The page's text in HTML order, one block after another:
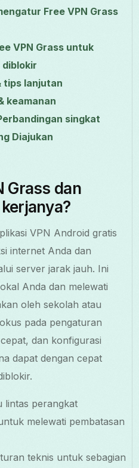
Free VPN Grass
VPN Grass untuk
diblokir
tips lanjutan
keamanan
singkat
Diajukan
Grass dan
VPN Android gratis
internet Anda dan
server jarak jauh. Ini
Anda dan melewati
oleh sekolah atau
pada pengaturan
dan konfigurasi
dapat dengan cepat
lintas perangkat
melewati pembatasan
teknis untuk sebagian